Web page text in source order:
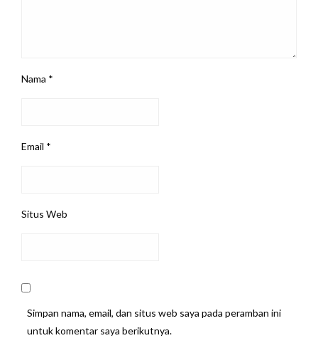
Nama *
Email *
Situs Web
Simpan nama, email, dan situs web saya pada peramban ini
untuk komentar saya berikutnya.